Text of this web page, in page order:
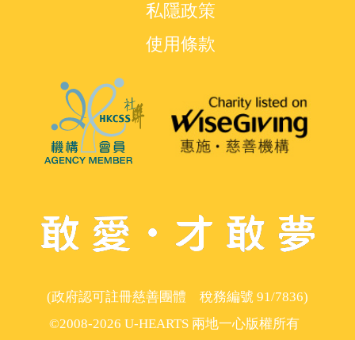
(政府認可註冊慈善團體 稅務編號 91/7836)
私隱政策
使用條款
©2008-2026 U-HEARTS 兩地一心版權所有